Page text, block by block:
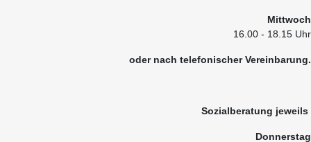
Mittwoch
16.00 - 18.15 Uhr
oder nach telefonischer Vereinbarung.
Sozialberatung jeweils
Donnerstag